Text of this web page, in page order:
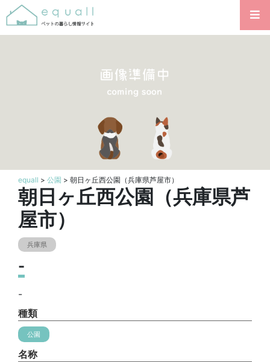
equall > 公園 > 朝日ヶ丘西公園（兵庫県芦屋市）
朝日ヶ丘西公園（兵庫県芦
屋市）
兵庫県
-
-
種類
公園
名称